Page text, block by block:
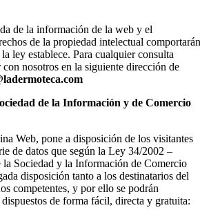
de la información de la web y el
de la propiedad intelectual comportarán
ley establece. Para cualquier consulta
nosotros en la siguiente dirección de
de la Información y de Comercio
Web, pone a disposición de los visitantes
de datos que según la Ley 34/2002 –
Sociedad y la Información de Comercio
disposición tanto a los destinatarios del
competentes, y por ello se podrán
de forma fácil, directa y gratuita: